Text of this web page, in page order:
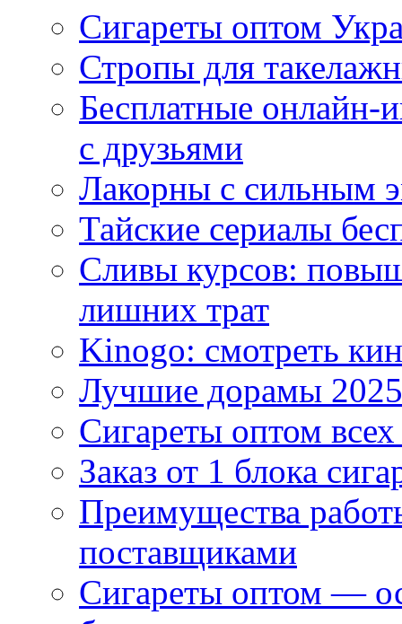
Сигареты оптом
Стропы для
Бесплатные
с друзьями
Лакорны с сильным
Тайские сериалы
Сливы курсов:
лишних трат
Kinogo: смотреть
Лучшие дорамы
Сигареты оптом
Заказ от 1 блока
Преимущества
поставщиками
Сигареты оптом —